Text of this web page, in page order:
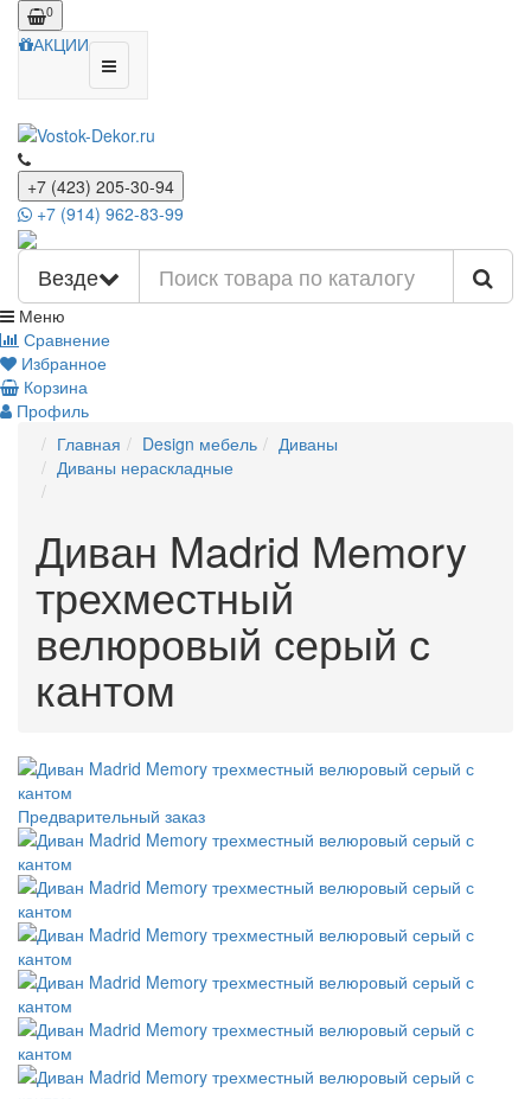
0
АКЦИИ
+7 (423) 205-30-94
+7 (914) 962-83-99
Везде
Меню
Сравнение
Избранное
Корзина
Профиль
Главная
Design мебель
Диваны
Диваны нераскладные
Диван Madrid Memory
трехместный
велюровый серый с
кантом
Предварительный заказ